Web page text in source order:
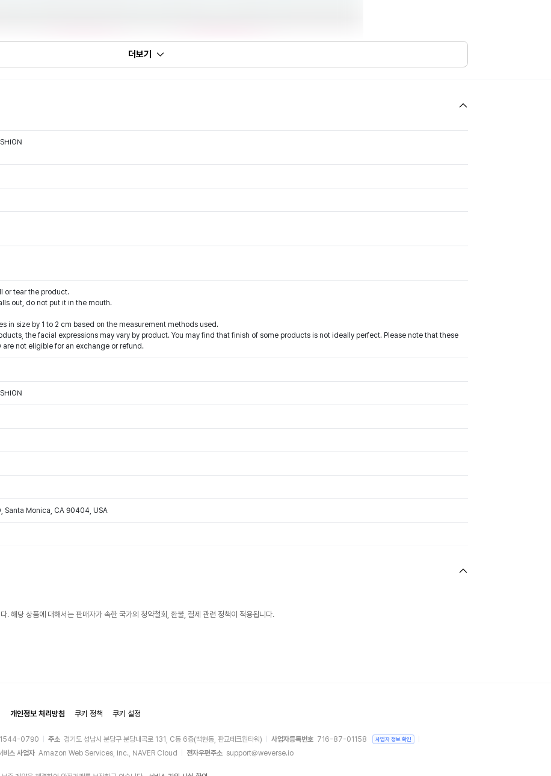
더보기
or tear the product.
out, do not put it in the mouth.
in size by 1 to 2 cm based on the measurement methods used.
the facial expressions may vary by product. You may find that finish of some products is not ideally perfect. Please note that these
not eligible for an exchange or refund.
Santa Monica, CA 90404, USA
. 해당 상품에 대해서는 판매자가 속한 국가의 청약철회, 환불, 결제 관련 정책이 적용됩니다.
개인정보 처리방침 쿠키 정책 쿠키 설정
1544-0790 주소 경기도 성남시 분당구 분당내곡로 131, C동 6층(백현동, 판교테크원타워) 사업자등록번호 716-87-01158 사업자 정보 확인
비스 사업자 Amazon Web Services, Inc., NAVER Cloud 전자우편주소 support@weverse.io